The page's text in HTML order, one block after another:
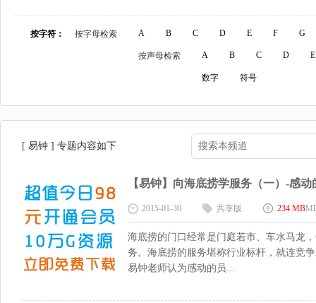
按字符： 按字母检索 A B C D E F G
按声母检索 A B C D E
数字 符号
[ 易钟 ] 专题内容如下
【易钟】向海底捞学服务（一）-感
2015-01-30 共享版 234 MB
海底捞的门口经常是门庭若市、车水马龙
务。海底捞的服务堪称行业标杆，就连竞
易钟老师认为感动的员...